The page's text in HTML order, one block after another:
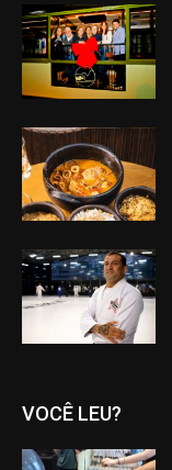
VOCÊ LEU?